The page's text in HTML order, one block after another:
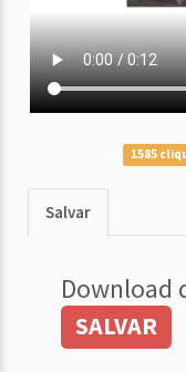
1585
Salvar
Download
SALVAR